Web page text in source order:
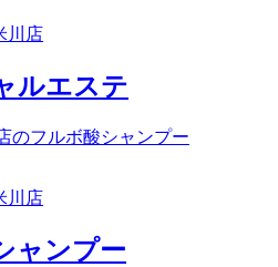
川店
ルエステ
川店
ャンプー